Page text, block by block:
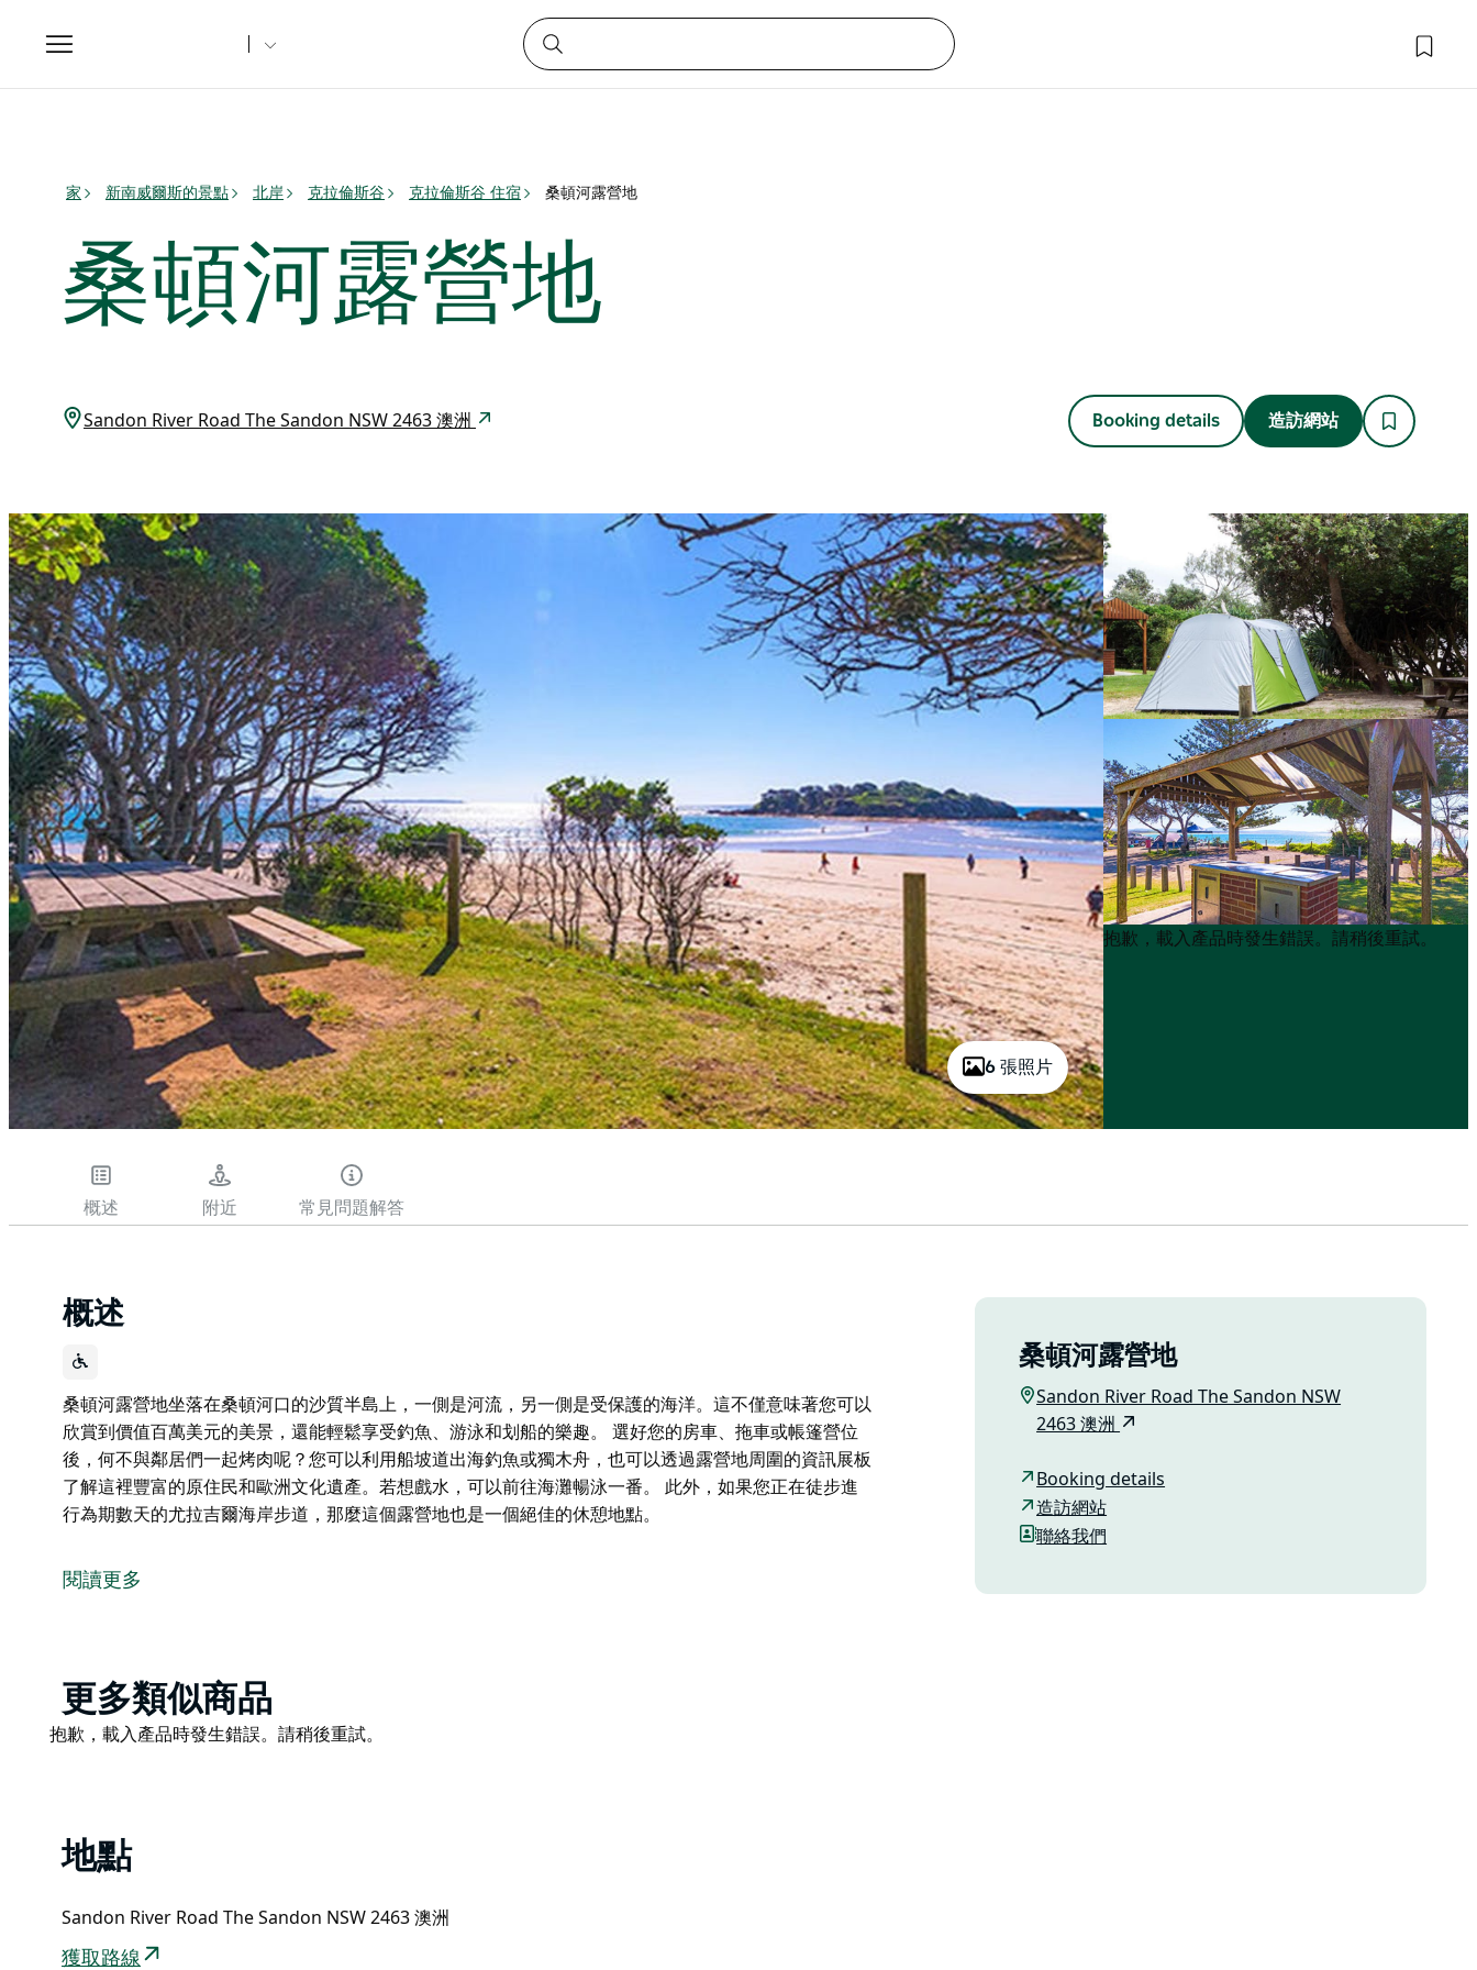
Toggle
navigation
家 新南威爾斯的景點 北岸 克拉倫斯谷 克拉倫斯谷 住宿 桑頓河露營地
桑頓河露營地
Sandon River Road The Sandon NSW 2463 澳洲 Booking details 造訪網站
6 張照片
Product
List
Product
List
抱歉，載入產品時發生錯誤。請稍後重試。
概述 附近 常見問題解答
概述
桑頓河露營地坐落在桑頓河口的沙質半島上，一側是河流，另一側是受保護的海洋。這不僅意味著您可以
欣賞到價值百萬美元的美景，還能輕鬆享受釣魚、游泳和划船的樂趣。 選好您的房車、拖車或帳篷營位
後，何不與鄰居們一起烤肉呢？您可以利用船坡道出海釣魚或獨木舟，也可以透過露營地周圍的資訊展板
了解這裡豐富的原住民和歐洲文化遺產。若想戲水，可以前往海灘暢泳一番。 此外，如果您正在徒步進
行為期數天的尤拉吉爾海岸步道，那麼這個露營地也是一個絕佳的休憩地點。
欣賞到價值百萬美元的美景，還能輕鬆享受釣魚、游泳和划船的樂趣。
此外，如果您正在徒步進行為期數天的尤拉吉爾海岸步道，那麼這個露營地也是一個絕佳的休憩地點。
閱讀更多
桑頓河露營地
Sandon River Road The Sandon NSW
2463 澳洲
Booking details
造訪網站
聯絡我們
Product
List
更多類似商品
Product
抱歉，載入產品時發生錯誤。請稍後重試。
地點
Sandon River Road The Sandon NSW 2463 澳洲
獲取路線